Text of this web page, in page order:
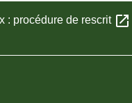
: procédure de rescrit open_in_new